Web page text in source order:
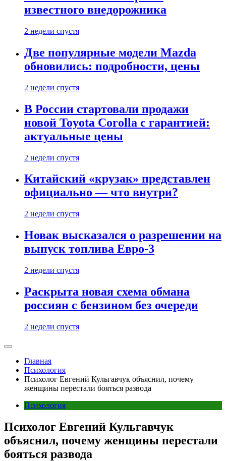
известного внедорожника
2 недели спустя
Две популярные модели Mazda
обновились: подробности, цены
2 недели спустя
В России стартовали продажи
новой Toyota Corolla с гарантией:
актуальные цены
2 недели спустя
Китайский «крузак» представлен
официально — что внутри?
2 недели спустя
Новак высказался о разрешении на
выпуск топлива Евро-3
2 недели спустя
Раскрыта новая схема обмана
россиян с бензином без очереди
2 недели спустя
Главная
Психология
Психолог Евгений Кульгавчук объяснил, почему
женщины перестали бояться развода
Психология
Психолог Евгений Кульгавчук
объяснил, почему женщины перестали
бояться развода